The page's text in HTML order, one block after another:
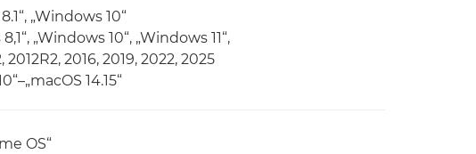
„Windows 10“
„Windows 10“, „Windows 11“,
2016, 2019, 2022, 2025
14.15“
OS“